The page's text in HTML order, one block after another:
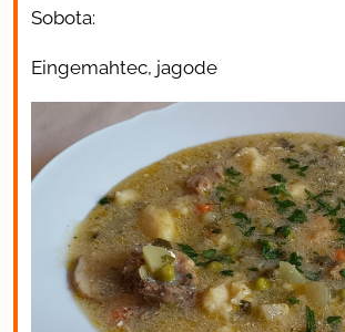
Sobota:
Eingemahtec, jagode